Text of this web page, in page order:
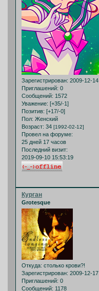
Зарегистрирован: 2009-12-14
Приглашений: 0
Сообщений: 1572
Уважение: [+35/-1]
Позитив: [+17/-0]
Пол: Женский
Возраст: 34 [1992-02-12]
Провел на форуме:
25 дней 17 часов
Последний визит:
2019-09-10 15:53:19
Курган
Grotesque
Откуда: столько крови?!
Зарегистрирован: 2009-12-17
Приглашений: 0
Сообщений: 1178